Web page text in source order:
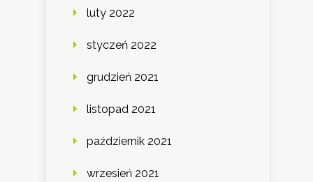
luty 2022
styczeń 2022
grudzień 2021
listopad 2021
październik 2021
wrzesień 2021